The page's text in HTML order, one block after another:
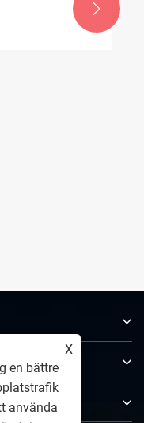
av

X
en bättre
använda